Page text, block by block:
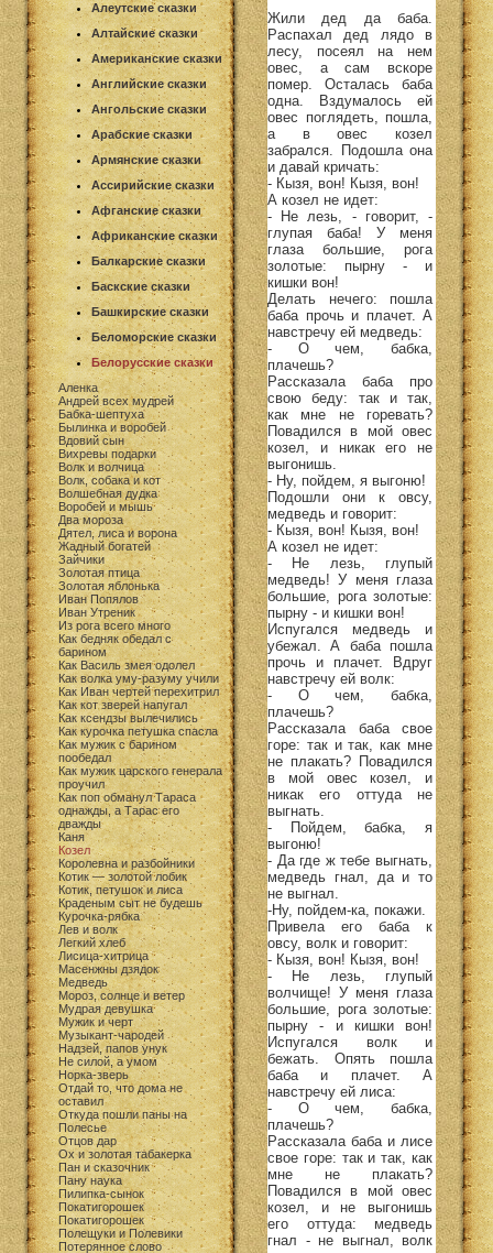
Алеутские сказки
Алтайские сказки
Американские сказки
Английские сказки
Ангольские сказки
Арабские сказки
Армянские сказки
Ассирийские сказки
Афганские сказки
Африканские сказки
Балкарские сказки
Баскские сказки
Башкирские сказки
Беломорские сказки
Белорусские сказки
Аленка
Андрей всех мудрей
Бабка-шептуха
Былинка и воробей
Вдовий сын
Вихревы подарки
Волк и волчица
Волк, собака и кот
Волшебная дудка
Воробей и мышь
Два мороза
Дятел, лиса и ворона
Жадный богатей
Зайчики
Золотая птица
Золотая яблонька
Иван Попялов
Иван Утреник
Из рога всего много
Как бедняк обедал с
барином
Как Василь змея одолел
Как волка уму-разуму учили
Как Иван чертей перехитрил
Как кот зверей напугал
Как ксендзы вылечились
Как курочка петушка спасла
Как мужик с барином
пообедал
Как мужик царского генерала
проучил
Как поп обманул Тараса
однажды, а Тарас его
дважды
Каня
Козел
Королевна и разбойники
Котик — золотой лобик
Котик, петушок и лиса
Краденым сыт не будешь
Курочка-рябка
Лев и волк
Легкий хлеб
Лисица-хитрица
Масенжны дзядок
Медведь
Мороз, солнце и ветер
Мудрая девушка
Мужик и черт
Музыкант-чародей
Надзей, папов унук
Не силой, а умом
Норка-зверь
Отдай то, что дома не
оставил
Откуда пошли паны на
Полесье
Отцов дар
Ох и золотая табакерка
Пан и сказочник
Пану наука
Пилипка-сынок
Покатигорошек
Покатигорошек
Полещуки и Полевики
Потерянное слово
Жили дед да баба.
Распахал дед лядо в
лесу, посеял на нем
овес, а сам вскоре
помер. Осталась баба
одна. Вздумалось ей
овес поглядеть, пошла,
а в овес козел
забрался. Подошла она
и давай кричать:
- Кызя, вон! Кызя, вон!
А козел не идет:
- Не лезь, - говорит, -
глупая баба! У меня
глаза большие, рога
золотые: пырну - и
кишки вон!
Делать нечего: пошла
баба прочь и плачет. А
навстречу ей медведь:
- О чем, бабка,
плачешь?
Рассказала баба про
свою беду: так и так,
как мне не горевать?
Повадился в мой овес
козел, и никак его не
выгонишь.
- Ну, пойдем, я выгоню!
Подошли они к овсу,
медведь и говорит:
- Кызя, вон! Кызя, вон!
А козел не идет:
- Не лезь, глупый
медведь! У меня глаза
большие, рога золотые:
пырну - и кишки вон!
Испугался медведь и
убежал. А баба пошла
прочь и плачет. Вдруг
навстречу ей волк:
- О чем, бабка,
плачешь?
Рассказала баба свое
горе: так и так, как мне
не плакать? Повадился
в мой овес козел, и
никак его оттуда не
выгнать.
- Пойдем, бабка, я
выгоню!
- Да где ж тебе выгнать,
медведь гнал, да и то
не выгнал.
-Ну, пойдем-ка, покажи.
Привела его баба к
овсу, волк и говорит:
- Кызя, вон! Кызя, вон!
- Не лезь, глупый
волчище! У меня глаза
большие, рога золотые:
пырну - и кишки вон!
Испугался волк и
бежать. Опять пошла
баба и плачет. А
навстречу ей лиса:
- О чем, бабка,
плачешь?
Рассказала баба и лисе
свое горе: так и так, как
мне не плакать?
Повадился в мой овес
козел, и не выгонишь
его оттуда: медведь
гнал - не выгнал, волк